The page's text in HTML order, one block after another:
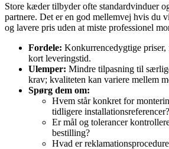
Store kæder tilbyder ofte standardvinduer
partnere. Det er en god mellemvej hvis du
og lavere pris uden at miste professionel
Fordele: Konkurrencedygtige
kort leveringstid.
Ulemper: Mindre tilpasning til
krav; kvaliteten kan variere mellem
Spørg dem om:
Hvem står konkret for
tidligere installationsreferencer?
Er mål og tolerancer
bestilling?
Hvad er